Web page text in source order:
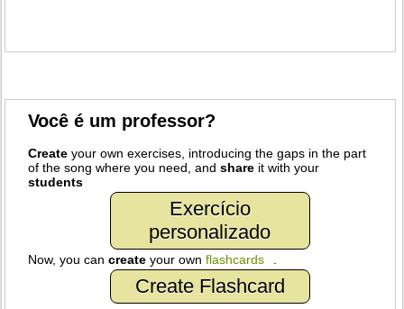
Você é um professor?
Create your own exercises, introducing the gaps in the part
of the song where you need, andshare it with your
students
Exercício
personalizado
Now, you cancreate your ownflashcards
Create Flashcard